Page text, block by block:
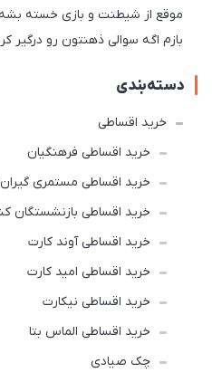
موقع از شیطنت و بازی خسته
بازم اگه سوالی ذهنتون رو درگیر
دسته‌بندی
خرید اقساطی
خرید اقساطی فرهنگیان
خرید اقساطی مستمری گیران
خرید اقساطی بازنشستگان
خرید اقساطی آوند کارت
خرید اقساطی امید کارت
خرید اقساطی نیکارت
خرید اقساطی الماس بتا
چک صیادی